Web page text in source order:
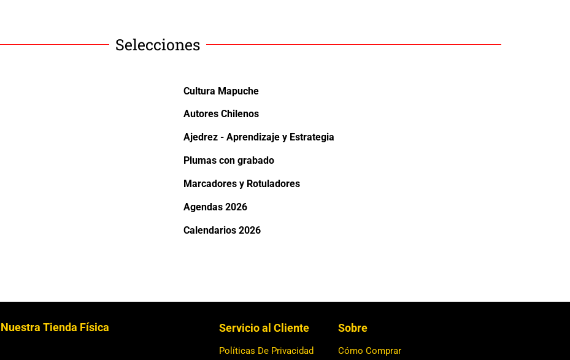
Selecciones
Cultura Mapuche
Autores Chilenos
Ajedrez - Aprendizaje y Estrategia
Plumas con grabado
Marcadores y Rotuladores
Agendas 2026
Calendarios 2026
Nuestra Tienda Física Servicio al Cliente
Políticas De Privacidad
Sobre
Cómo Comprar